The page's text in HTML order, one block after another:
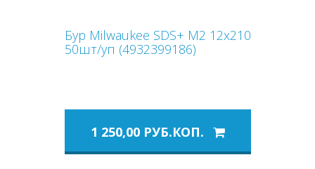
Бур Milwaukee SDS+ M2 12x210
50шт/уп (4932399186)
1 250,00 РУБ.КОП.